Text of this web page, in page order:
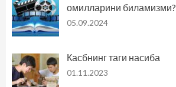
омилларини биламизми?
05.09.2024
Касбнинг таги насиба
01.11.2023